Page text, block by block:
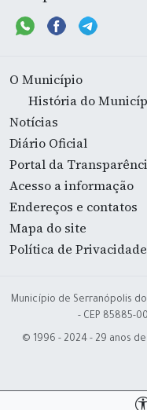
O Município
História do
Notícias
Diário Oficial
Portal da
Acesso a informação
Endereços e contatos
Mapa do site
Política de Privacidade
Município de Serranópolis do
- CEP 85885-
© 1996 - 2024 - 29 anos